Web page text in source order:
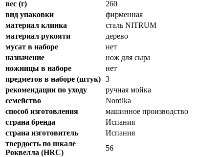
вес (г)
260
вид упаковки
фирменная
материал клинка
сталь NITRUM
материал рукояти
дерево
мусат в наборе
нет
назначение
нож для сыра
ножницы в наборе
нет
предметов в наборе (штук) 3
рекомендации по уходу
ручная мойка
семейство
Nordika
способ изготовления
машинное производство
страна бренда
Испания
страна изготовитель
Испания
твердость по шкале
Роквелла (HRC)
56